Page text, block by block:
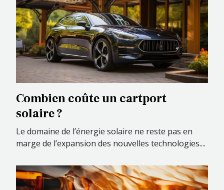
Combien coûte un cartport
solaire ?
Le domaine de l’énergie solaire ne reste pas en
marge de l’expansion des nouvelles technologies....